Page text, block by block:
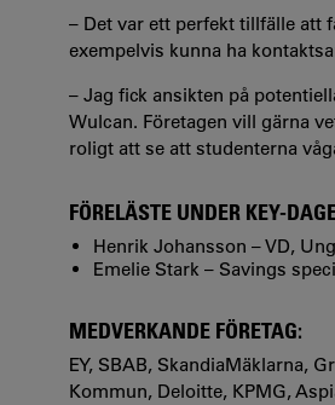
– Det var ett perfekt tillfälle att
exempelvis kunna ha
– Jag fick ansikten på
Wulcan. Företagen vill gärna
roligt att se att studenterna
FÖRELÄSTE UNDER KEY-
Henrik Johansson – VD,
Emelie Stark – Savings
MEDVERKANDE FÖRETAG:
EY, SBAB, SkandiaMäklarna,
Kommun, Deloitte, KPMG,